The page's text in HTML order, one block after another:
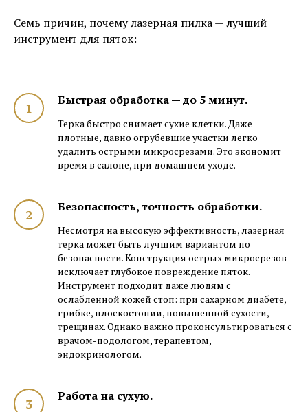
Семь причин, почему лазерная пилка — лучший
инструмент для пяток:
Быстрая обработка — до 5 минут.
Терка быстро снимает сухие клетки. Даже
плотные, давно огрубевшие участки легко
удалить острыми микросрезами. Это экономит
время в салоне, при домашнем уходе.
Безопасность, точность обработки.
Несмотря на высокую эффективность, лазерная
терка может быть лучшим вариантом по
безопасности. Конструкция острых микросрезов
исключает глубокое повреждение пяток.
Инструмент подходит даже людям с
ослабленной кожей стоп: при сахарном диабете,
грибке, плоскостопии, повышенной сухости,
трещинах. Однако важно проконсультироваться с
врачом-подологом, терапевтом,
эндокринологом.
Работа на сухую.